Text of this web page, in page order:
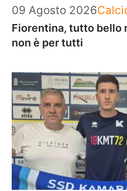
09 Agosto 2026
Fiorentina, tutto bello
non è per tutti